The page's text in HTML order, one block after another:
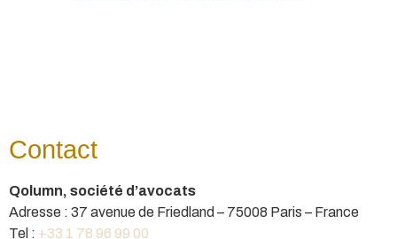
Contact
Qolumn, société d’avocats
Adresse : 37 avenue de Friedland – 75008 Paris – France
Tel : +33 1 78 96 99 00